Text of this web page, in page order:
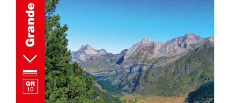
ACHETER LE PRODUIT / DÉTAILS